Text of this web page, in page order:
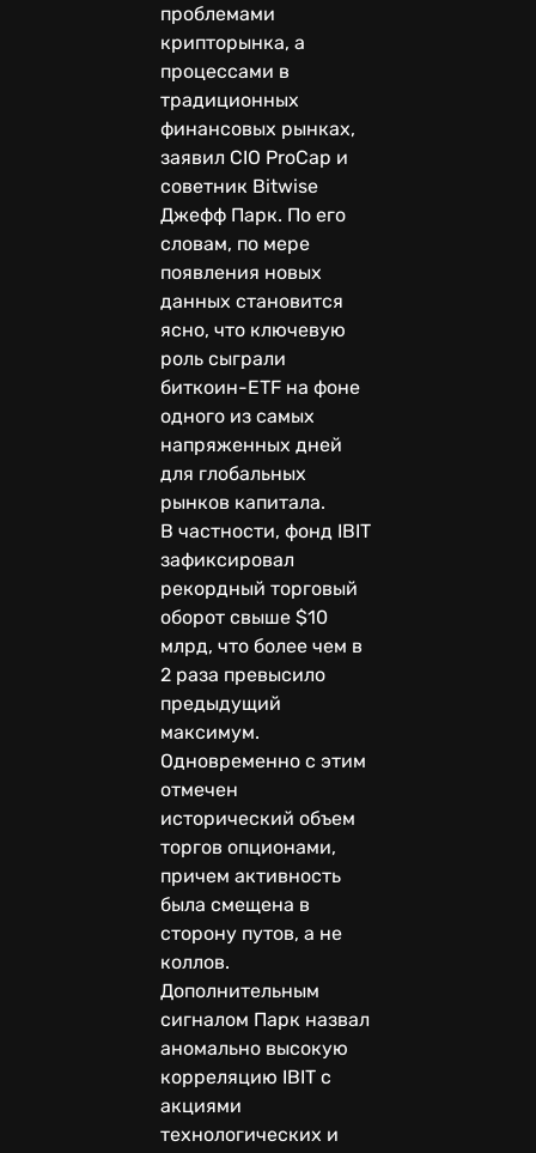
проблемами
крипторынка, а
процессами в
традиционных
финансовых рынках,
заявил CIO ProCap и
советник Bitwise
Джефф Парк. По его
словам, по мере
появления новых
данных становится
ясно, что ключевую
роль сыграли
биткоин-ETF на фоне
одного из самых
напряженных дней
для глобальных
рынков капитала.
В частности, фонд IBIT
зафиксировал
рекордный торговый
оборот свыше $10
млрд, что более чем в
2 раза превысило
предыдущий
максимум.
Одновременно с этим
отмечен
исторический объем
торгов опционами,
причем активность
была смещена в
сторону путов, а не
коллов.
Дополнительным
сигналом Парк назвал
аномально высокую
корреляцию IBIT с
акциями
технологических и